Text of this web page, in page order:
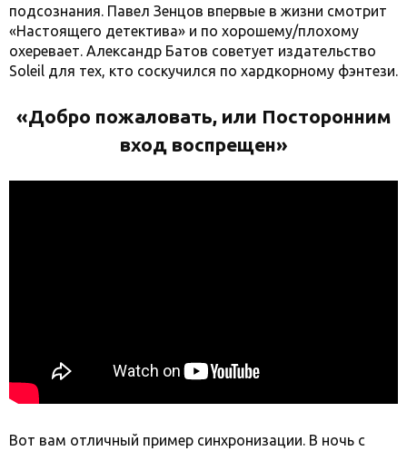
подсознания. Павел Зенцов впервые в жизни смотрит
«Настоящего детектива» и по хорошему/плохому
охеревает. Александр Батов советует издательство
Soleil для тех, кто соскучился по хардкорному фэнтези.
«Добро пожаловать, или Посторонним
вход воспрещен»
Вот вам отличный пример синхронизации. В ночь с